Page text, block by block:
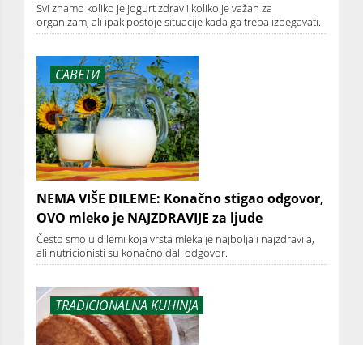
Svi znamo koliko je jogurt zdrav i koliko je važan za
organizam, ali ipak postoje situacije kada ga treba izbegavati.
САВЕТИ
NEMA VIŠE DILEME: Konačno stigao odgovor,
OVO mleko je NAJZDRAVIJE za ljude
Često smo u dilemi koja vrsta mleka je najbolja i najzdravija,
ali nutricionisti su konačno dali odgovor.
TRADICIONALNA KUHINJA